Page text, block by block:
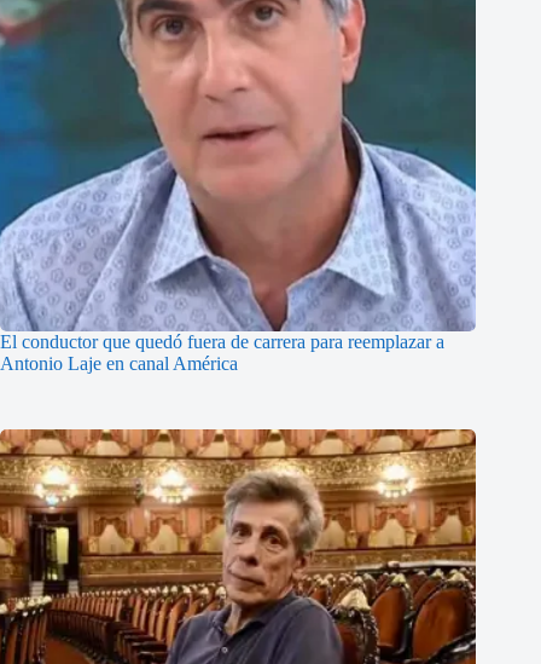
El conductor que quedó fuera de carrera para reemplazar a
Antonio Laje en canal América